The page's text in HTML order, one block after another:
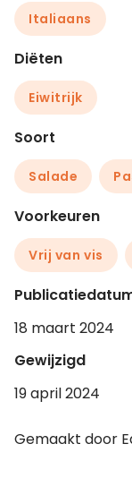
Italiaans
Diëten
Eiwitrijk
Soort
Salade
Voorkeuren
Vrij van vis
18 maart 2024
Gewijzigd
19 april 2024
Gemaakt door